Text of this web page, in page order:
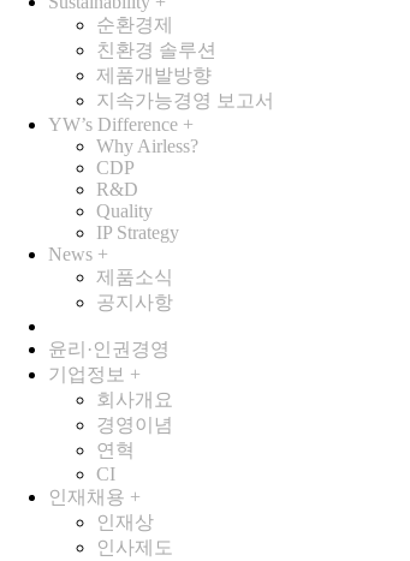
순환경제
친환경 솔루션
제품개발방향
지속가능경영 보고서
YW’s Difference +
Why Airless?
CDP
R&D
Quality
IP Strategy
News +
제품소식
공지사항
윤리·인권경영
기업정보 +
회사개요
경영이념
연혁
CI
인재채용 +
인재상
인사제도